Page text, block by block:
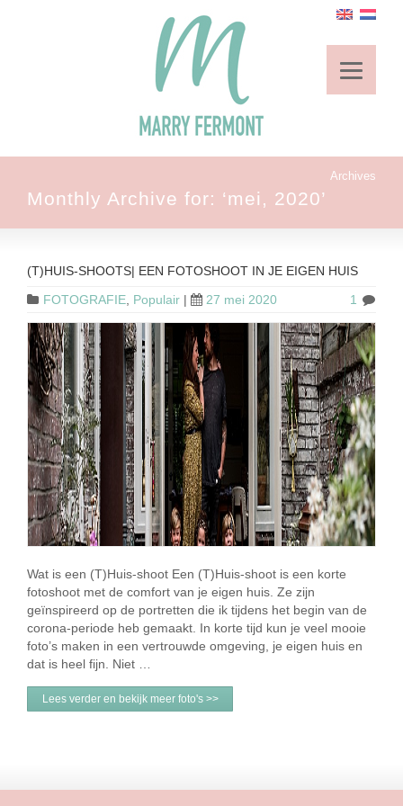
Archives
Monthly Archive for: ‘mei, 2020’
(T)HUIS-SHOOTS| EEN FOTOSHOOT IN JE EIGEN HUIS
FOTOGRAFIE Populair | 27 mei 2020 1
Wat is een (T)Huis-shoot Een (T)Huis-shoot is een korte
fotoshoot met de comfort van je eigen huis. Ze zijn
geïnspireerd op de portretten die ik tijdens het begin van de
corona-periode heb gemaakt. In korte tijd kun je veel mooie
foto’s maken in een vertrouwde omgeving, je eigen huis en
dat is heel fijn. Niet …
Lees verder en bekijk meer foto's >>